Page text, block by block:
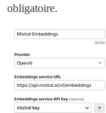
obligatoire.